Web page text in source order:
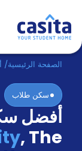
الرئيسية
دخول
حجز
السكن
الصفحة الرئيسية/
سكن طلاب
أفضل
, The